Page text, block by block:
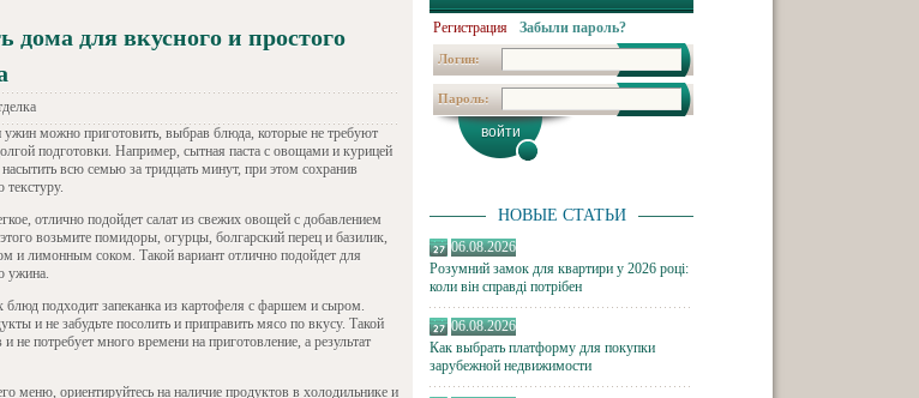
Регистрация Забыли пароль?
Логин:
Пароль:
НОВЫЕ СТАТЬИ
06.08.2026
Розумний замок для квартири у 2026 році:
коли він справді потрібен
06.08.2026
Как выбрать платформу для покупки
зарубежной недвижимости
дома для вкусного и простого
можно приготовить, выбрав блюда, которые не требуют
подготовки. Например, сытная паста с овощами и курицей
всю семью за тридцать минут, при этом сохранив
отлично подойдет салат из свежих овощей с добавлением
возьмите помидоры, огурцы, болгарский перец и базилик,
и лимонным соком. Такой вариант отлично подойдет для
ужина.
подходит запеканка из картофеля с фаршем и сыром.
и не забудьте посолить и приправить мясо по вкусу. Такой
не потребует много времени на приготовление, а результат
меню, ориентируйтесь на наличие продуктов в холодильнике и